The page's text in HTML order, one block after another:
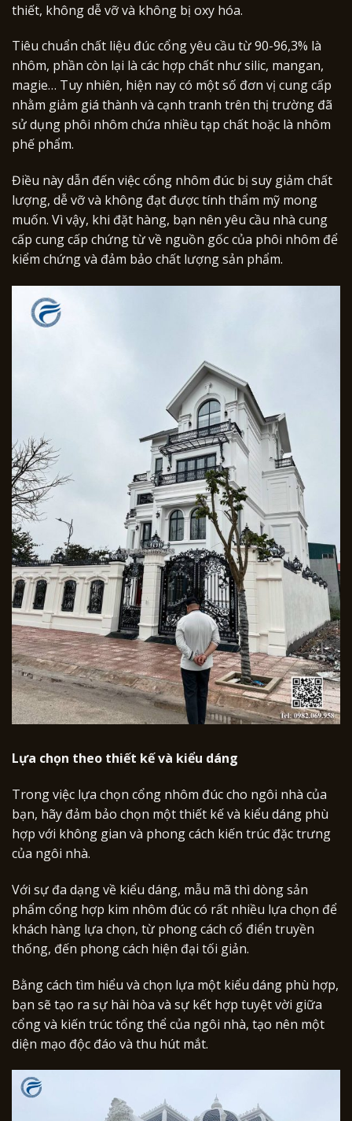
thiết, không dễ vỡ và không bị oxy hóa.
Tiêu chuẩn chất liệu đúc cổng yêu cầu từ 90-96,3% là
nhôm, phần còn lại là các hợp chất như silic, mangan,
magie… Tuy nhiên, hiện nay có một số đơn vị cung cấp
nhằm giảm giá thành và cạnh tranh trên thị trường đã
sử dụng phôi nhôm chứa nhiều tạp chất hoặc là nhôm
phế phẩm.
Điều này dẫn đến việc cổng nhôm đúc bị suy giảm chất
lượng, dễ vỡ và không đạt được tính thẩm mỹ mong
muốn. Vì vậy, khi đặt hàng, bạn nên yêu cầu nhà cung
cấp cung cấp chứng từ về nguồn gốc của phôi nhôm để
kiểm chứng và đảm bảo chất lượng sản phẩm.
Lựa chọn theo thiết kế và kiểu dáng
Trong việc lựa chọn cổng nhôm đúc cho ngôi nhà của
bạn, hãy đảm bảo chọn một thiết kế và kiểu dáng phù
hợp với không gian và phong cách kiến trúc đặc trưng
của ngôi nhà.
Với sự đa dạng về kiểu dáng, mẫu mã thì dòng sản
phẩm cổng hợp kim nhôm đúc có rất nhiều lựa chọn để
khách hàng lựa chọn, từ phong cách cổ điển truyền
thống, đến phong cách hiện đại tối giản.
Bằng cách tìm hiểu và chọn lựa một kiểu dáng phù hợp,
bạn sẽ tạo ra sự hài hòa và sự kết hợp tuyệt vời giữa
cổng và kiến trúc tổng thể của ngôi nhà, tạo nên một
diện mạo độc đáo và thu hút mắt.